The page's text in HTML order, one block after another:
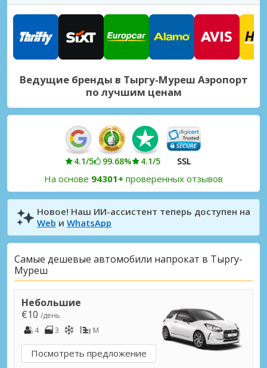
Ведущие бренды в Тыргу-Муреш Аэропорт
по лучшим ценам
4.1/5 99.68% 4.1/5 SSL
На основе 94301+ проверенных отзывов
Новое! Наш ИИ-ассистент теперь доступен на
Web и WhatsApp
Самые дешевые автомобили напрокат в Тыргу-
Муреш
Небольшие
€10 /день
4
3 M
Посмотреть предложение